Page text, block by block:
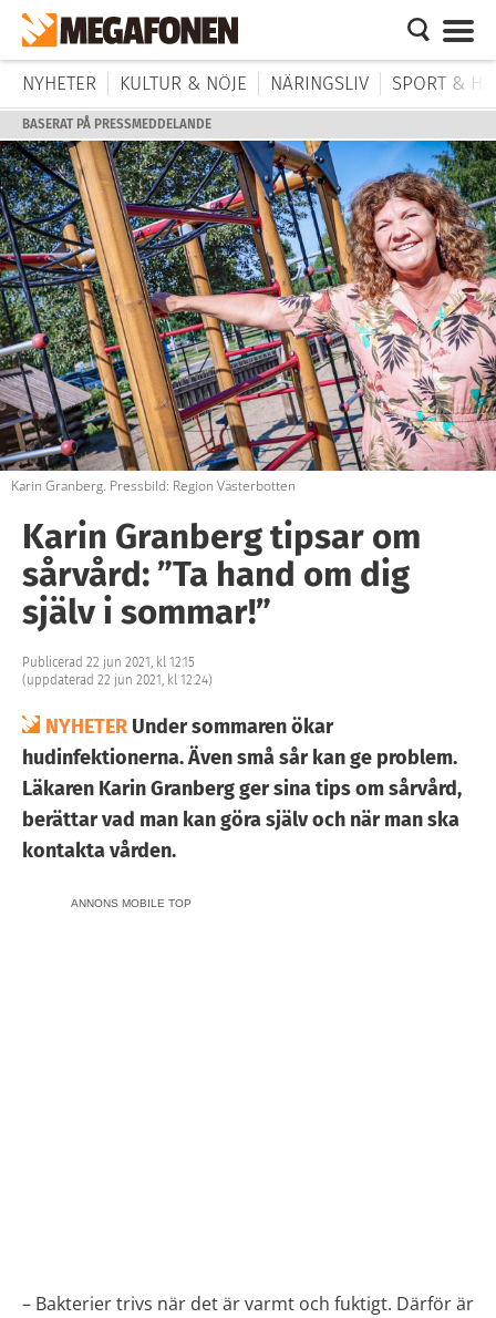
NYHETER KULTUR & NÖJE NÄRINGSLIV SPORT &
BASERAT PÅ PRESSMEDDELANDE
Karin Granberg. Pressbild: Region Västerbotten
Karin Granberg tipsar om
sårvård: ”Ta hand om dig
själv i sommar!”
Publicerad 22 jun 2021, kl 12:15
(uppdaterad 22 jun 2021, kl 12:24)
NYHETER Under sommaren ökar
hudinfektionerna. Även små sår kan ge problem.
Läkaren Karin Granberg ger sina tips om sårvård,
berättar vad man kan göra själv och när man ska
kontakta vården.
ANNONS MOBILE TOP
– Bakterier trivs när det är varmt och fuktigt. Därför är